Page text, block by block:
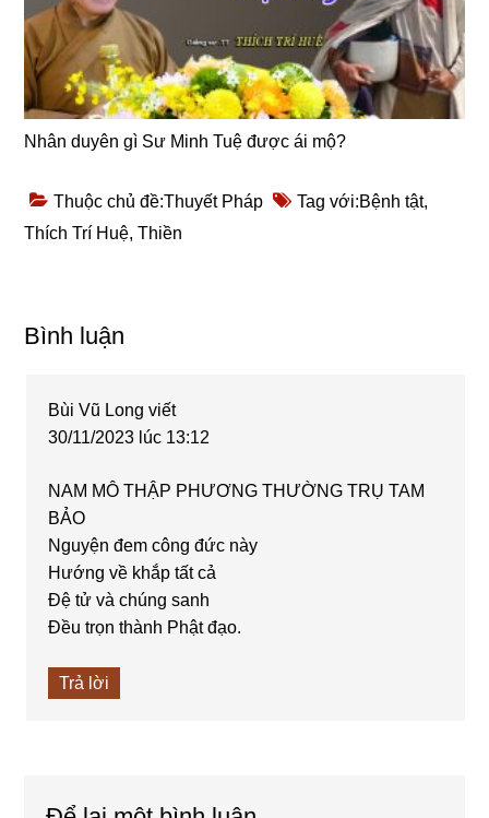
Nhân duyên gì Sư Minh Tuệ được ái mộ?
Thuộc chủ đề:Thuyết Pháp Tag với:Bệnh tật,
Thích Trí Huệ,Thiền
Reader
Bình luận
Bùi Vũ Long viết
30/11/2023 lúc 13:12
NAM MÔ THẬP PHƯƠNG THƯỜNG TRỤ TAM
BẢO
Nguyện đem công đức này
Hướng về khắp tất cả
Đệ tử và chúng sanh
Đều trọn thành Phật đạo.
Trả lời